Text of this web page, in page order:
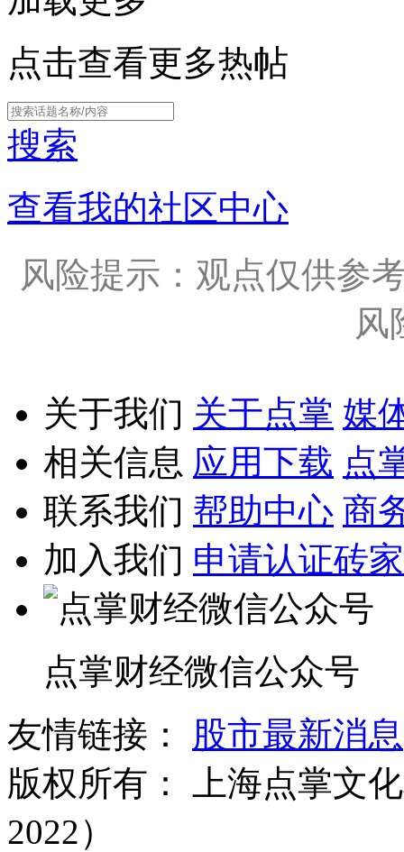
点击查看更多热帖
搜索
查看我的社区中心
风险提示：观点仅供参
风
关于我们 关于点掌 媒
相关信息 应用下载 点
联系我们 帮助中心 商
加入我们 申请认证砖家
点掌财经微信公众号
友情链接：
股市最新消息
版权所有：
上海点掌文
2022）